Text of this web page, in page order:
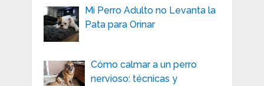
Mi Perro Adulto no Levanta la
Pata para Orinar
Cómo calmar a un perro
nervioso: técnicas y